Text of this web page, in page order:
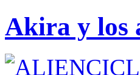
Akira y los